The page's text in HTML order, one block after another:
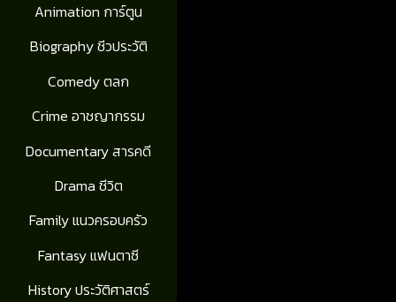
Animation การ์ตูน
Biography ชีวประวัติ
Comedy ตลก
Crime อาชญากรรม
Documentary สารคดี
Drama ชีวิต
Family แนวครอบครัว
Fantasy แฟนตาซี
History ประวัติศาสตร์